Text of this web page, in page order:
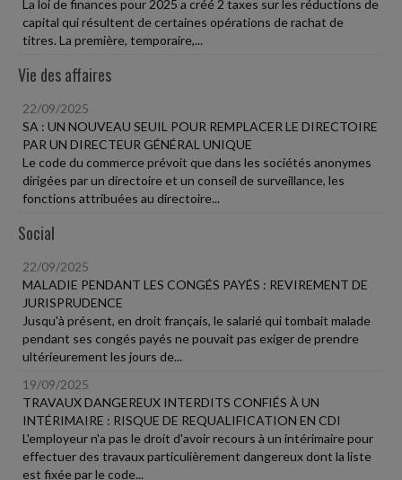
La loi de finances pour 2025 a créé 2 taxes sur les réductions de
capital qui résultent de certaines opérations de rachat de
titres. La première, temporaire,...
Vie des affaires
22/09/2025
SA : UN NOUVEAU SEUIL POUR REMPLACER LE DIRECTOIRE
PAR UN DIRECTEUR GÉNÉRAL UNIQUE
Le code du commerce prévoit que dans les sociétés anonymes
dirigées par un directoire et un conseil de surveillance, les
fonctions attribuées au directoire...
Social
22/09/2025
MALADIE PENDANT LES CONGÉS PAYÉS : REVIREMENT DE
JURISPRUDENCE
Jusqu'à présent, en droit français, le salarié qui tombait malade
pendant ses congés payés ne pouvait pas exiger de prendre
ultérieurement les jours de...
19/09/2025
TRAVAUX DANGEREUX INTERDITS CONFIÉS À UN
INTÉRIMAIRE : RISQUE DE REQUALIFICATION EN CDI
L'employeur n'a pas le droit d'avoir recours à un intérimaire pour
effectuer des travaux particulièrement dangereux dont la liste
est fixée par le code...